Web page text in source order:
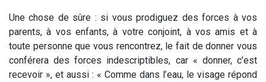
Une chose de sûre : si vous prodiguez des forces à vos
parents, à vos enfants, à votre conjoint, à vos amis et à
toute personne que vous rencontrez, le fait de donner vous
conférera des forces indescriptibles, car « donner, c’est
recevoir », et aussi : « Comme dans l’eau, le visage répond